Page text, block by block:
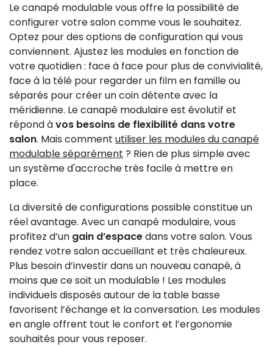
Le canapé modulable vous offre la possibilité de
configurer votre salon comme vous le souhaitez.
Optez pour des options de configuration qui vous
conviennent. Ajustez les modules en fonction de
votre quotidien : face à face pour plus de convivialité,
face à la télé pour regarder un film en famille ou
séparés pour créer un coin détente avec la
méridienne. Le canapé modulaire est évolutif et
répond àvos besoins de flexibilité dans votre
salon. Mais comment utiliser les modules du canapé
modulable séparément ? Rien de plus simple avec
un système d'accroche très facile à mettre en
place.
La diversité de configurations possible constitue un
réel avantage. Avec un canapé modulaire, vous
profitez d’un gain d’espacedans votre salon. Vous
rendez votre salon accueillant et très chaleureux.
Plus besoin d’investir dans un nouveau canapé, à
moins que ce soit un modulable ! Les modules
individuels disposés autour de la table basse
favorisent l’échange et la conversation. Les modules
en angle offrent tout le confort et l’ergonomie
souhaités pour vous reposer.